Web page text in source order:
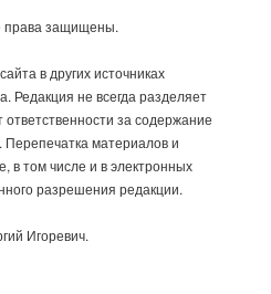
права защищены.
в других источниках
Редакция не всегда разделяет
ответственности за содержание
Перепечатка материалов и
в том числе и в электронных
разрешения редакции.
Игоревич.